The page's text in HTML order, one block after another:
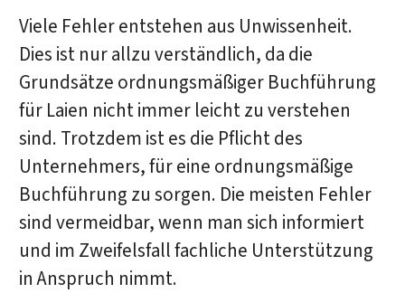
Viele Fehler entstehen aus Unwissenheit.
Dies ist nur allzu verständlich, da die
Grundsätze ordnungsmäßiger Buchführung
für Laien nicht immer leicht zu verstehen
sind. Trotzdem ist es die Pflicht des
Unternehmers, für eine ordnungsmäßige
Buchführung zu sorgen. Die meisten Fehler
sind vermeidbar, wenn man sich informiert
und im Zweifelsfall fachliche Unterstützung
in Anspruch nimmt.